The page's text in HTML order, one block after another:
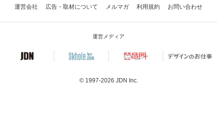
運営会社 広告・取材について メルマガ 利用規約 お問い合わせ
運営メディア
© 1997-2026 JDN Inc.